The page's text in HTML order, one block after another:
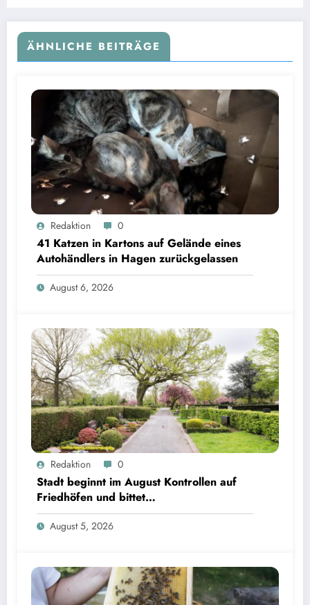
ÄHNLICHE BEITRÄGE
Redaktion 0
41 Katzen in Kartons auf Gelände eines
Autohändlers in Hagen zurückgelassen
August 6, 2026
Redaktion 0
Stadt beginnt im August Kontrollen auf
Friedhöfen und bittet
Grabverantwortliche um Pflegeeinsatz
August 5, 2026